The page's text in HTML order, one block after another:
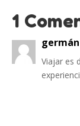
1
Viajar es